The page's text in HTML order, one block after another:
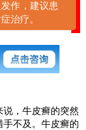
作，建议患
治疗。
说，牛皮癣的突然
手不及。牛皮癣的